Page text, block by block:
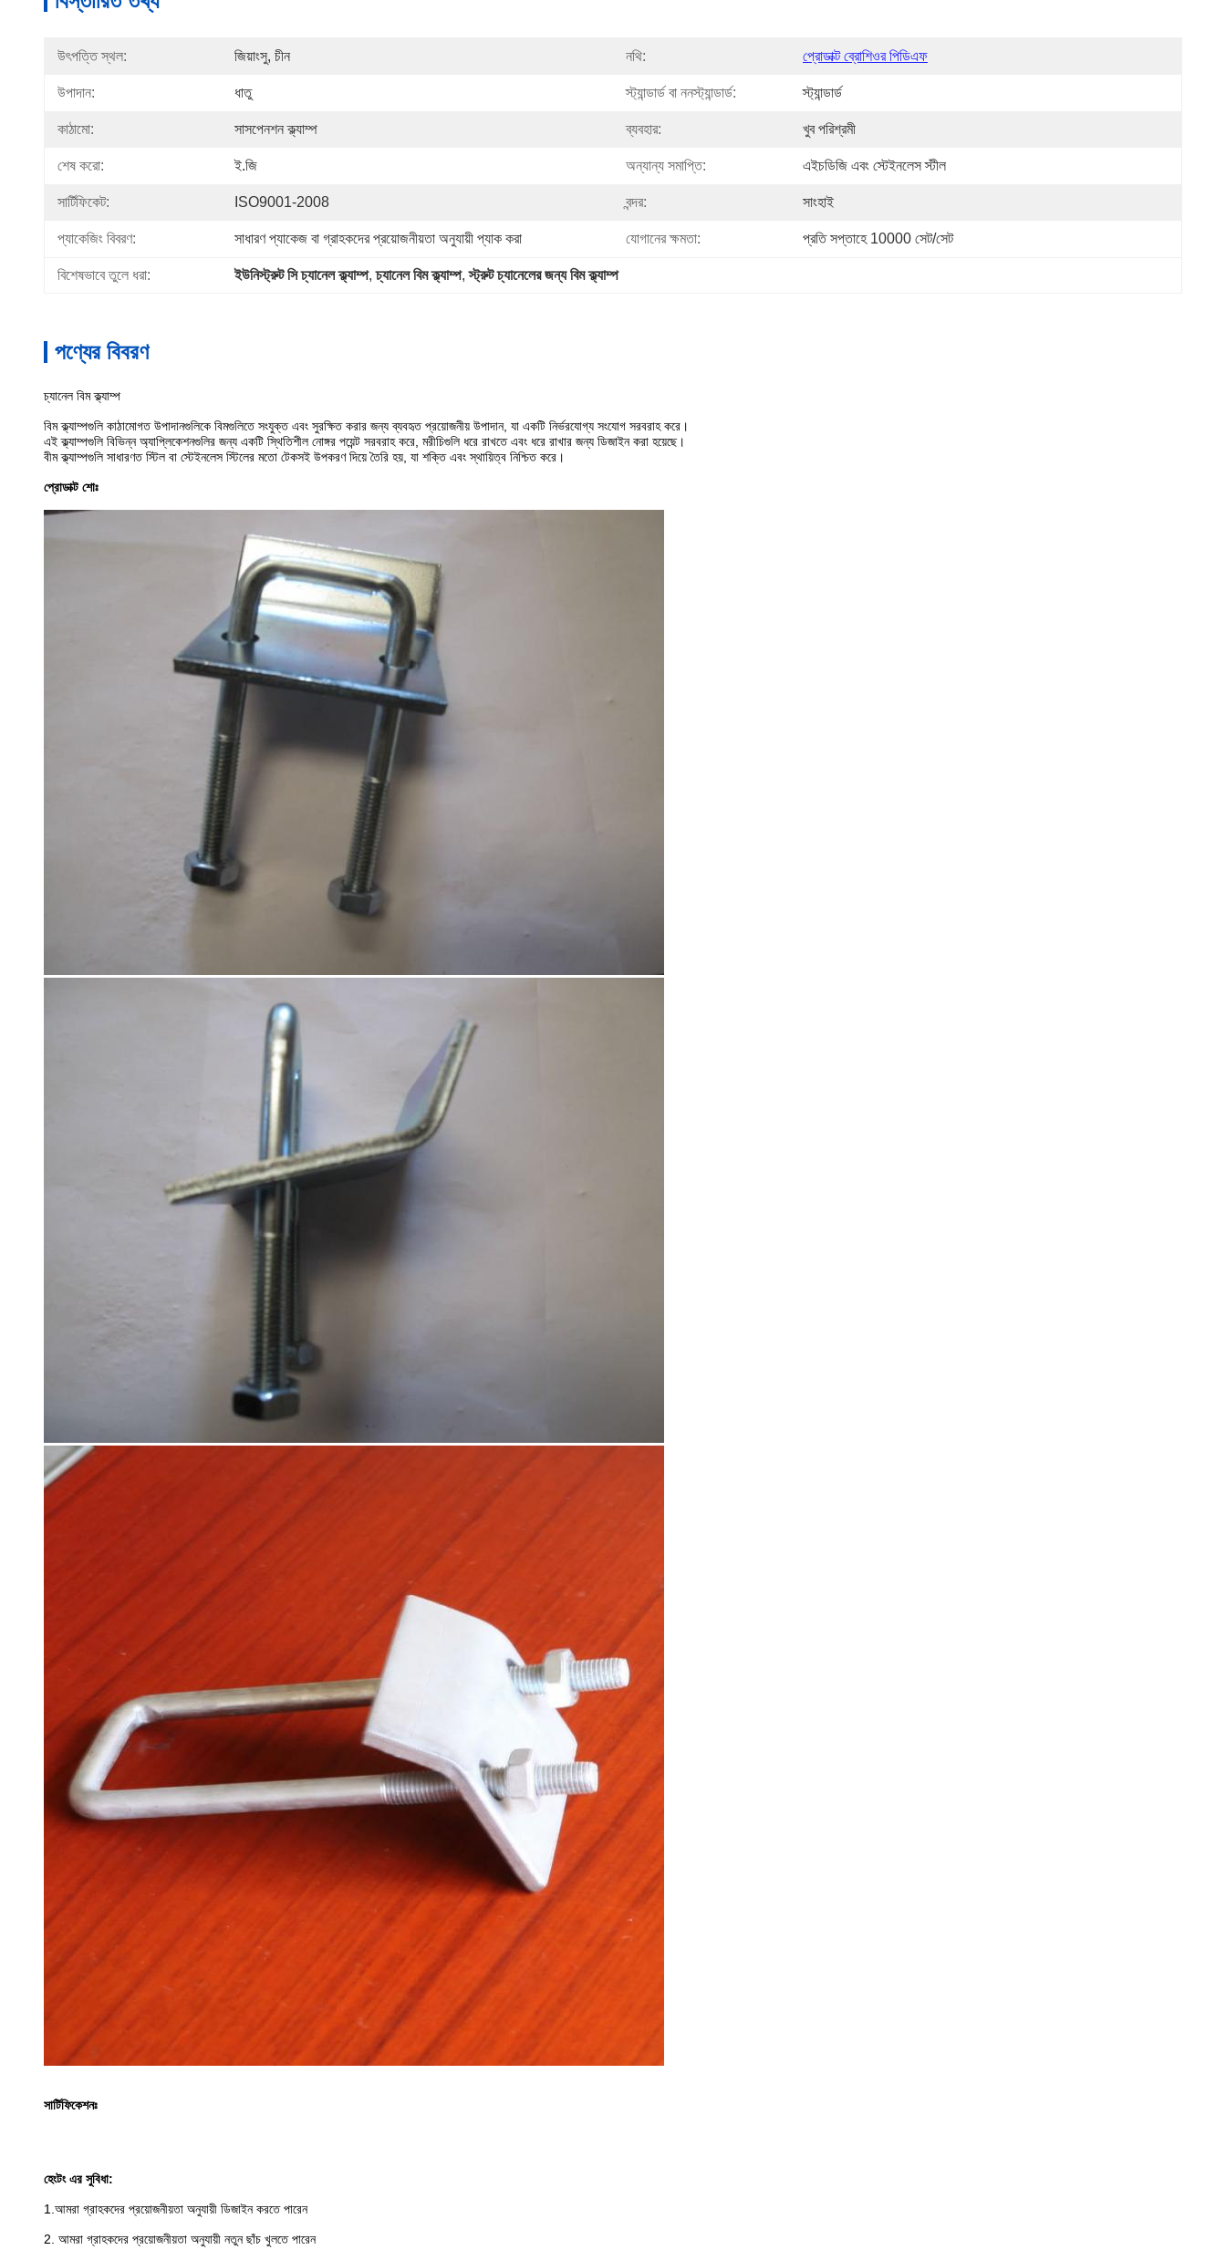
উৎপত্তি স্থল: জিয়াংসু, চীন নথি: প্রোডাক্ট ব্রোশিওর পিডিএফ
উপাদান: ধাতু স্ট্যান্ডার্ড বা ননস্ট্যান্ডার্ড: স্ট্যান্ডার্ড
কাঠামো: সাসপেনশন ক্ল্যাম্প ব্যবহার: খুব পরিশ্রমী
শেষ করো: ই.জি অন্যান্য সমাপ্তি: এইচডিজি এবং স্টেইনলেস স্টীল
সার্টিফিকেট: ISO9001-2008 বন্দর: সাংহাই
প্যাকেজিং বিবরণ: সাধারণ প্যাকেজ বা গ্রাহকদের প্রয়োজনীয়তা অনুযায়ী প্যাক করা যোগানের ক্ষমতা: প্রতি সপ্তাহে 10000 সেট/সেট
বিশেষভাবে তুলে ধরা: ইউনিস্ট্রুট সি চ্যানেল ক্ল্যাম্প, চ্যানেল বিম ক্ল্যাম্প, স্ট্রুট চ্যানেলের জন্য বিম ক্ল্যাম্প
পণ্যের বিবরণ
চ্যানেল বিম ক্ল্যাম্প
বিম ক্ল্যাম্পগুলি কাঠামোগত উপাদানগুলিকে বিমগুলিতে সংযুক্ত এবং সুরক্ষিত করার জন্য ব্যবহৃত প্রয়োজনীয় উপাদান, যা একটি নির্ভরযোগ্য সংযোগ সরবরাহ করে।
এই ক্ল্যাম্পগুলি বিভিন্ন অ্যাপ্লিকেশনগুলির জন্য একটি স্থিতিশীল নোঙ্গর পয়েন্ট সরবরাহ করে, মরীচিগুলি ধরে রাখতে এবং ধরে রাখার জন্য ডিজাইন করা হয়েছে।
বীম ক্ল্যাম্পগুলি সাধারণত স্টিল বা স্টেইনলেস স্টিলের মতো টেকসই উপকরণ দিয়ে তৈরি হয়, যা শক্তি এবং স্থায়িত্ব নিশ্চিত করে।
প্রোডাক্ট শোঃ
সার্টিফিকেশনঃ
হেংটং এর সুবিধা:
1.আমরা গ্রাহকদের প্রয়োজনীয়তা অনুযায়ী ডিজাইন করতে পারেন
2. আমরা গ্রাহকদের প্রয়োজনীয়তা অনুযায়ী নতুন ছাঁচ খুলতে পারেন